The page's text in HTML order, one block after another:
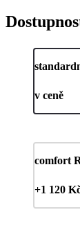
v ceně
comfort
+1 120